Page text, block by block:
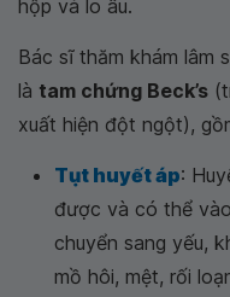
hộp và lo âu.
Bác sĩ thăm khám lâm
là tam chứng Beck’s
xuất hiện đột ngột),
Tụt huyết áp:
được và có thể
chuyển sang yếu,
mồ hôi, mệt, rối